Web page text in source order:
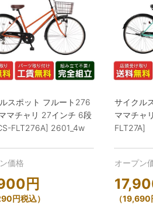
スポット フルート276
マチャリ 27インチ 6段
FLT276A] 2601_4w
価格
円
円税込）
サイクル
ママチャ
FLT27A]
オープン
（19,690